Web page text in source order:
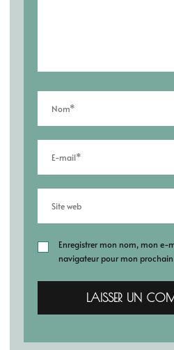
Enregistrer mon nom, mon e-
navigateur pour mon